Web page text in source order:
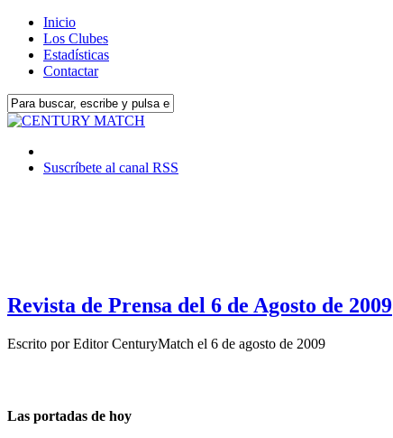
Inicio
Los Clubes
Estadísticas
Contactar
Suscríbete al canal RSS
Revista de Prensa del 6 de Agosto de 2009
Escrito porEditor CenturyMatch el 6 de agosto de 2009
Las portadas de hoy